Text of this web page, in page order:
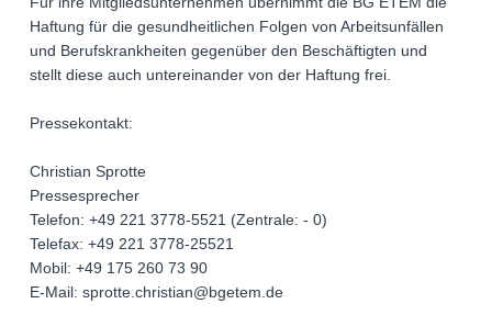
Haftung für die gesundheitlichen Folgen von Arbeitsunfällen
und Berufskrankheiten gegenüber den Beschäftigten und
stellt diese auch untereinander von der Haftung frei.
Pressekontakt:
Christian Sprotte
Pressesprecher
Telefon: +49 221 3778-5521 (Zentrale: - 0)
Telefax: +49 221 3778-25521
Mobil: +49 175 260 73 90
E-Mail: sprotte.christian@bgetem.de